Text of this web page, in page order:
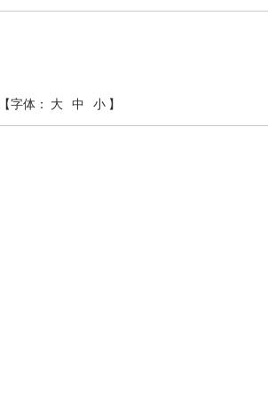
字体： 大 中 小 】